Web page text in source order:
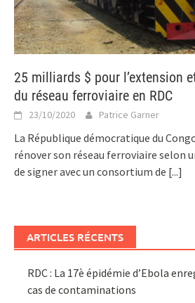
25 milliards $ pour l’extension
du réseau ferroviaire en RDC
23/10/2020 Patrice Garner
La République démocratique du
rénover son réseau ferroviaire selon
de signer avec un consortium de [...]
ARTICLES RÉCENTS
RDC : La 17è épidémie d’Ebola
cas de contaminations